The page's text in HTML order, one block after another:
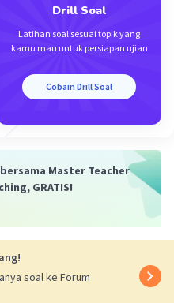
Drill Soal
Latihan soal sesuai topik yang
kamu mau untuk persiapan ujian
Cobain Drill Soal
Master Teacher
GRATIS!
soal ke Forum